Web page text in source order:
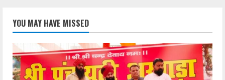
YOU MAY HAVE MISSED